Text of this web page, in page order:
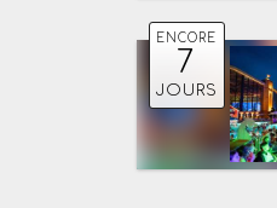
ENCORE
7
JOURS